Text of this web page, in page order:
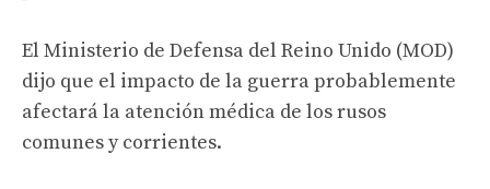
El Ministerio de Defensa del Reino Unido (MOD)
dijo que el impacto de la guerra probablemente
afectará la atención médica de los rusos
comunes y corrientes.